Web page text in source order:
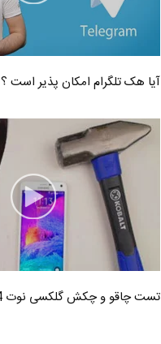
آیا هک تلگرام امکان پذیر است ؟
تست چاقو و چکش گلکسی نوت 4 سامسونگ